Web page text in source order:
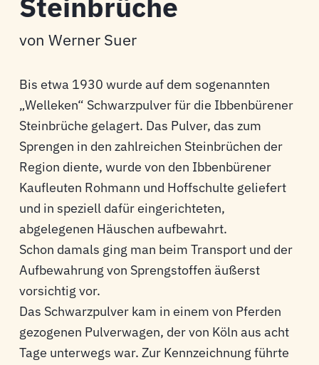
von Werner Suer
Bis etwa 1930 wurde auf dem sogenannten
„Welleken“ Schwarzpulver für die Ibbenbürener
Steinbrüche gelagert. Das Pulver, das zum
Sprengen in den zahlreichen Steinbrüchen der
Region diente, wurde von den Ibbenbürener
Kaufleuten Rohmann und Hoffschulte geliefert
und in speziell dafür eingerichteten,
abgelegenen Häuschen aufbewahrt.
Schon damals ging man beim Transport und der
Aufbewahrung von Sprengstoffen äußerst
vorsichtig vor.
Das Schwarzpulver kam in einem von Pferden
gezogenen Pulverwagen, der von Köln aus acht
Tage unterwegs war. Zur Kennzeichnung führte